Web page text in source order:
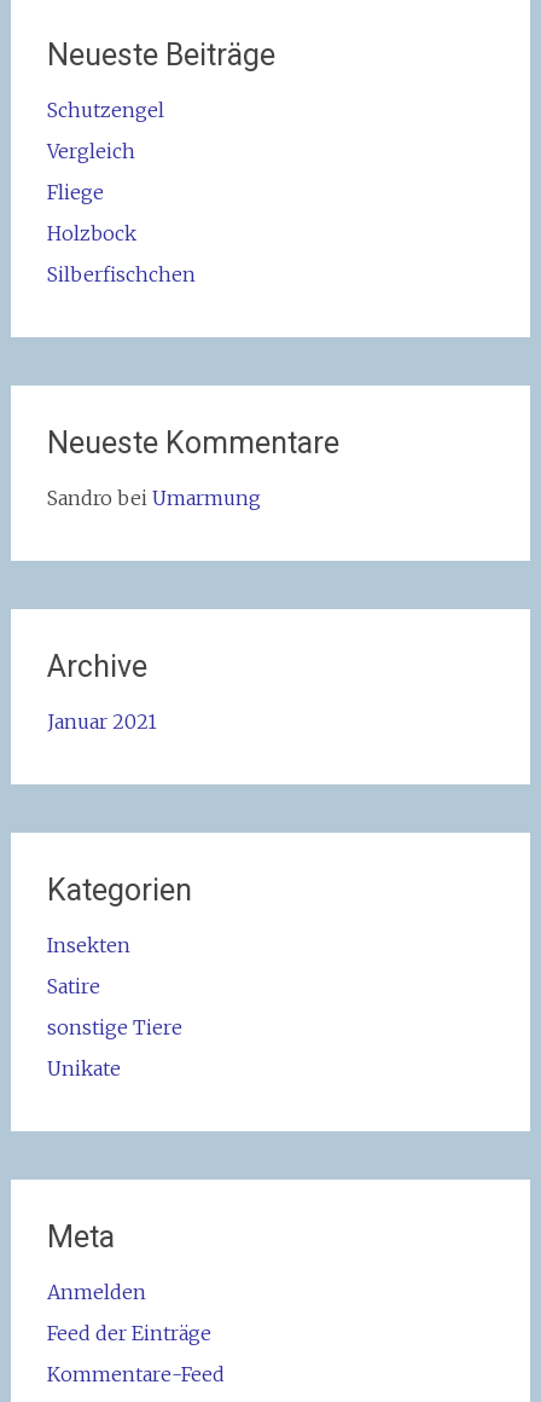
Neueste Beiträge
Schutzengel
Vergleich
Fliege
Holzbock
Silberfischchen
Neueste Kommentare
Sandro bei Umarmung
Archive
Januar 2021
Kategorien
Insekten
Satire
sonstige Tiere
Unikate
Meta
Anmelden
Feed der Einträge
Kommentare-Feed